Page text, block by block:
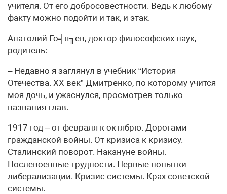
учителя. От его добросовестности. Ведь к любому
факту можно подойти и так, и этак.
Анатолий Го╡я╖ев, доктор философских наук,
родитель:
– Недавно я заглянул в учебник “История
Отечества. XX век” Дмитренко, по которому учится
моя дочь, и ужаснулся, просмотрев только
названия глав.
1917 год – от февраля к октябрю. Дорогами
гражданской войны. От кризиса к кризису.
Сталинский поворот. Накануне войны.
Послевоенные трудности. Первые попытки
либерализации. Кризис системы. Крах советской
системы.